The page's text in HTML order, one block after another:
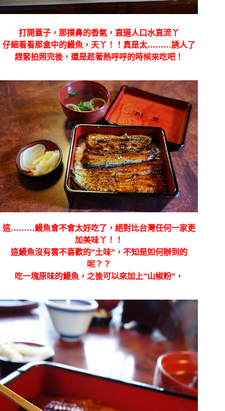
打開蓋子，那撲鼻的香氣，直逼人口水直流丫
仔細看看那盒中的鰻魚，天丫！！真是太………誘人了
趕緊拍照完後，還是趁著熱呼呼的時候來吃吧！
這………鰻魚會不會太好吃了，絕對比台灣任何一家更
加美味丫！！
這鰻魚沒有雲不喜歡的”土味”，不知是如何辦到的
呢？？
吃一塊原味的鰻魚，之後可以來加上”山椒粉”，